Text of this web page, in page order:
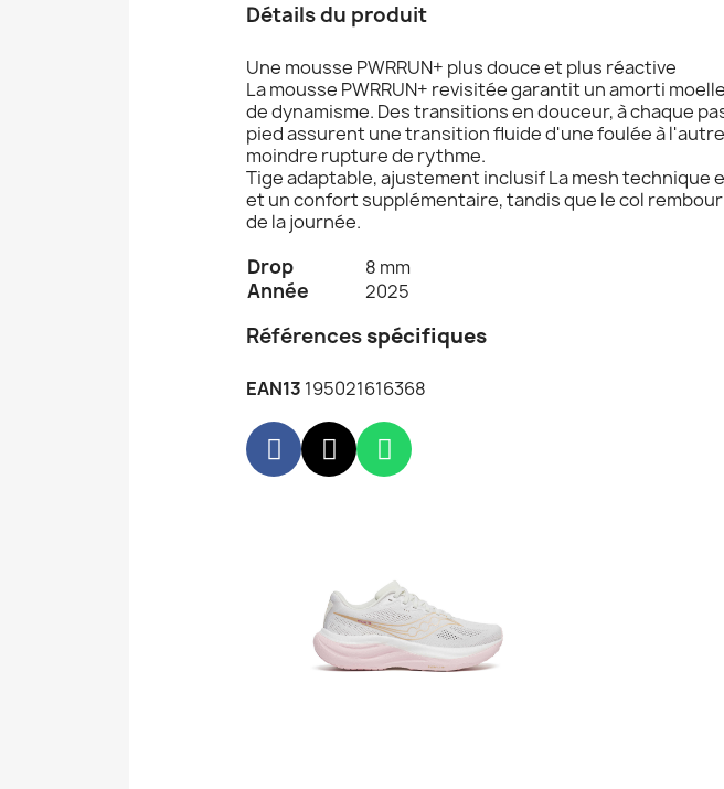
Détails du produit
Une mousse PWRRUN+ plus douce et plus réactive
La mousse PWRRUN+ revisitée garantit un amorti
de dynamisme. Des transitions en douceur, à chaque
pied assurent une transition fluide d'une foulée à
moindre rupture de rythme.
Tige adaptable, ajustement inclusif La mesh
et un confort supplémentaire, tandis que le col
de la journée.
Drop 8 mm
Année 2025
Références spécifiques
EAN13 195021616368